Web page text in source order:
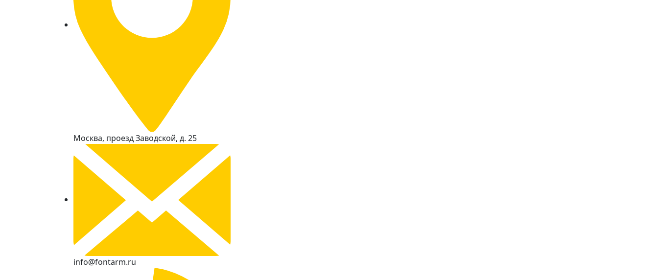
Москва, проезд Заводской, д. 25
info@fontarm.ru